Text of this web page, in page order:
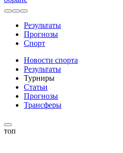
Результаты
Прогнозы
Спорт
Новости спорта
Результаты
Турниры
Статьи
Прогнозы
Трансферы
топ